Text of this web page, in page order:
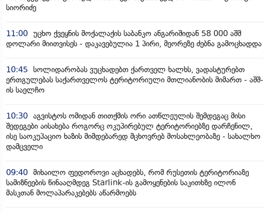
სიორიძე
11:00 უცხო ქვეყნის მოქალაქის საბანკო ანგარიშიდან 58 000 აშშ
დოლარი მიითვისეს - დაკავებულია 1 პირი, მეორეზე ძებნა გამოცხადდა
10:45 სოლიდარობას ვუცხადებთ ქართველ ხალხს, ვადასტურებთ
ერთგულებას საქართველოს ტერიტორიული მთლიანობის მიმართ - აშშ-
ის საელჩო
10:30 აგვისტოს ომიდან თითქმის ორი ათწლეულის შემდეგაც მისი
შედეგები აისახება როგორც ოკუპირებულ ტერიტორიებზე დარჩენილ,
ისე საოკუპაციო ხაზის მიმდებარედ მცხოვრებ მოსახლეობაზე - სახალხო
დამცველი
09:40 მიხაილო ფედოროვი აცხადებს, რომ რუსეთის ტერიტორიაზე
სამიზნეების წინააღმდეგ Starlink-ის გამოყენების საკითხზე ილონ
მასკთან მოლაპარაკებებს აწარმოებს